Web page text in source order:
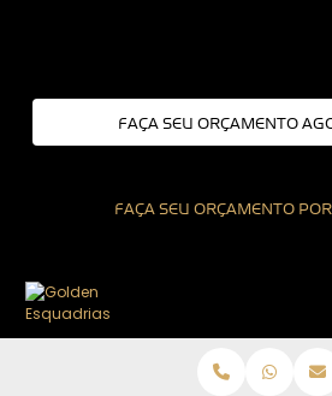
FAÇA SEU ORÇAMENTO
FAÇA SEU ORÇAMENTO